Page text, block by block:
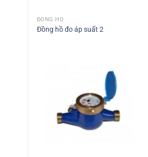
ĐỒNG HỒ
Đồng hồ đo áp suất 2